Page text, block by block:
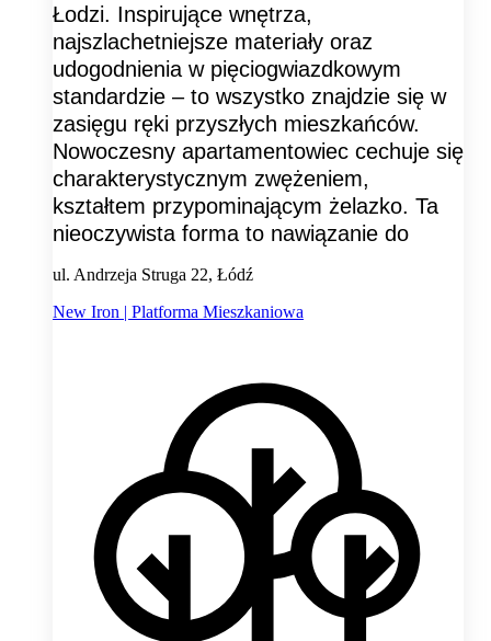
Łodzi. Inspirujące wnętrza,
najszlachetniejsze materiały oraz
udogodnienia w pięciogwiazdkowym
standardzie – to wszystko znajdzie się w
zasięgu ręki przyszłych mieszkańców.
Nowoczesny apartamentowiec cechuje się
charakterystycznym zwężeniem,
kształtem przypominającym żelazko. Ta
nieoczywista forma to nawiązanie do
ul. Andrzeja Struga 22, Łódź
New Iron | Platforma Mieszkaniowa